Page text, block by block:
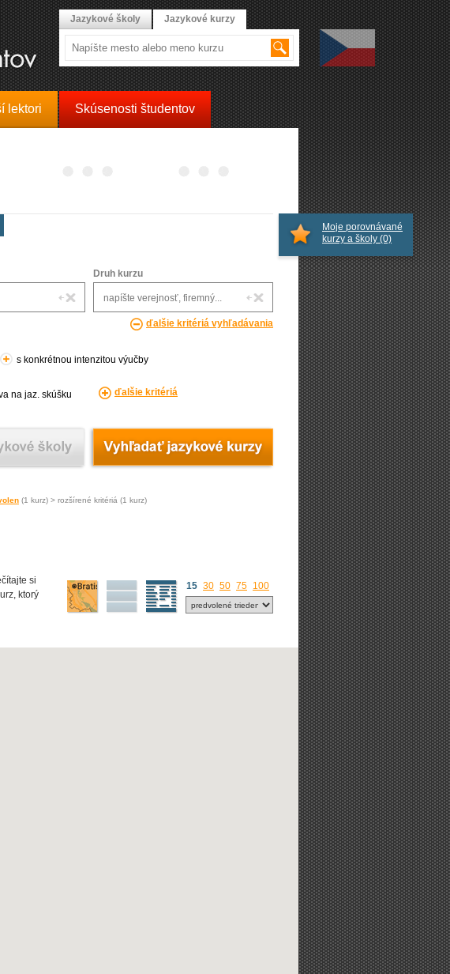
lektori Skúsenosti študentov
Druh kurzu
ďalšie kritériá vyhľadávania
s konkrétnou intenzitou výučby
na jaz. skúšku ďalšie kritériá
(1 kurz) > rozšírené kritériá (1 kurz)
si
ktorý
15 30 50 75 100
Moje porovnávané
kurzy a školy (0)
Jazykové školy Jazykové kurzy